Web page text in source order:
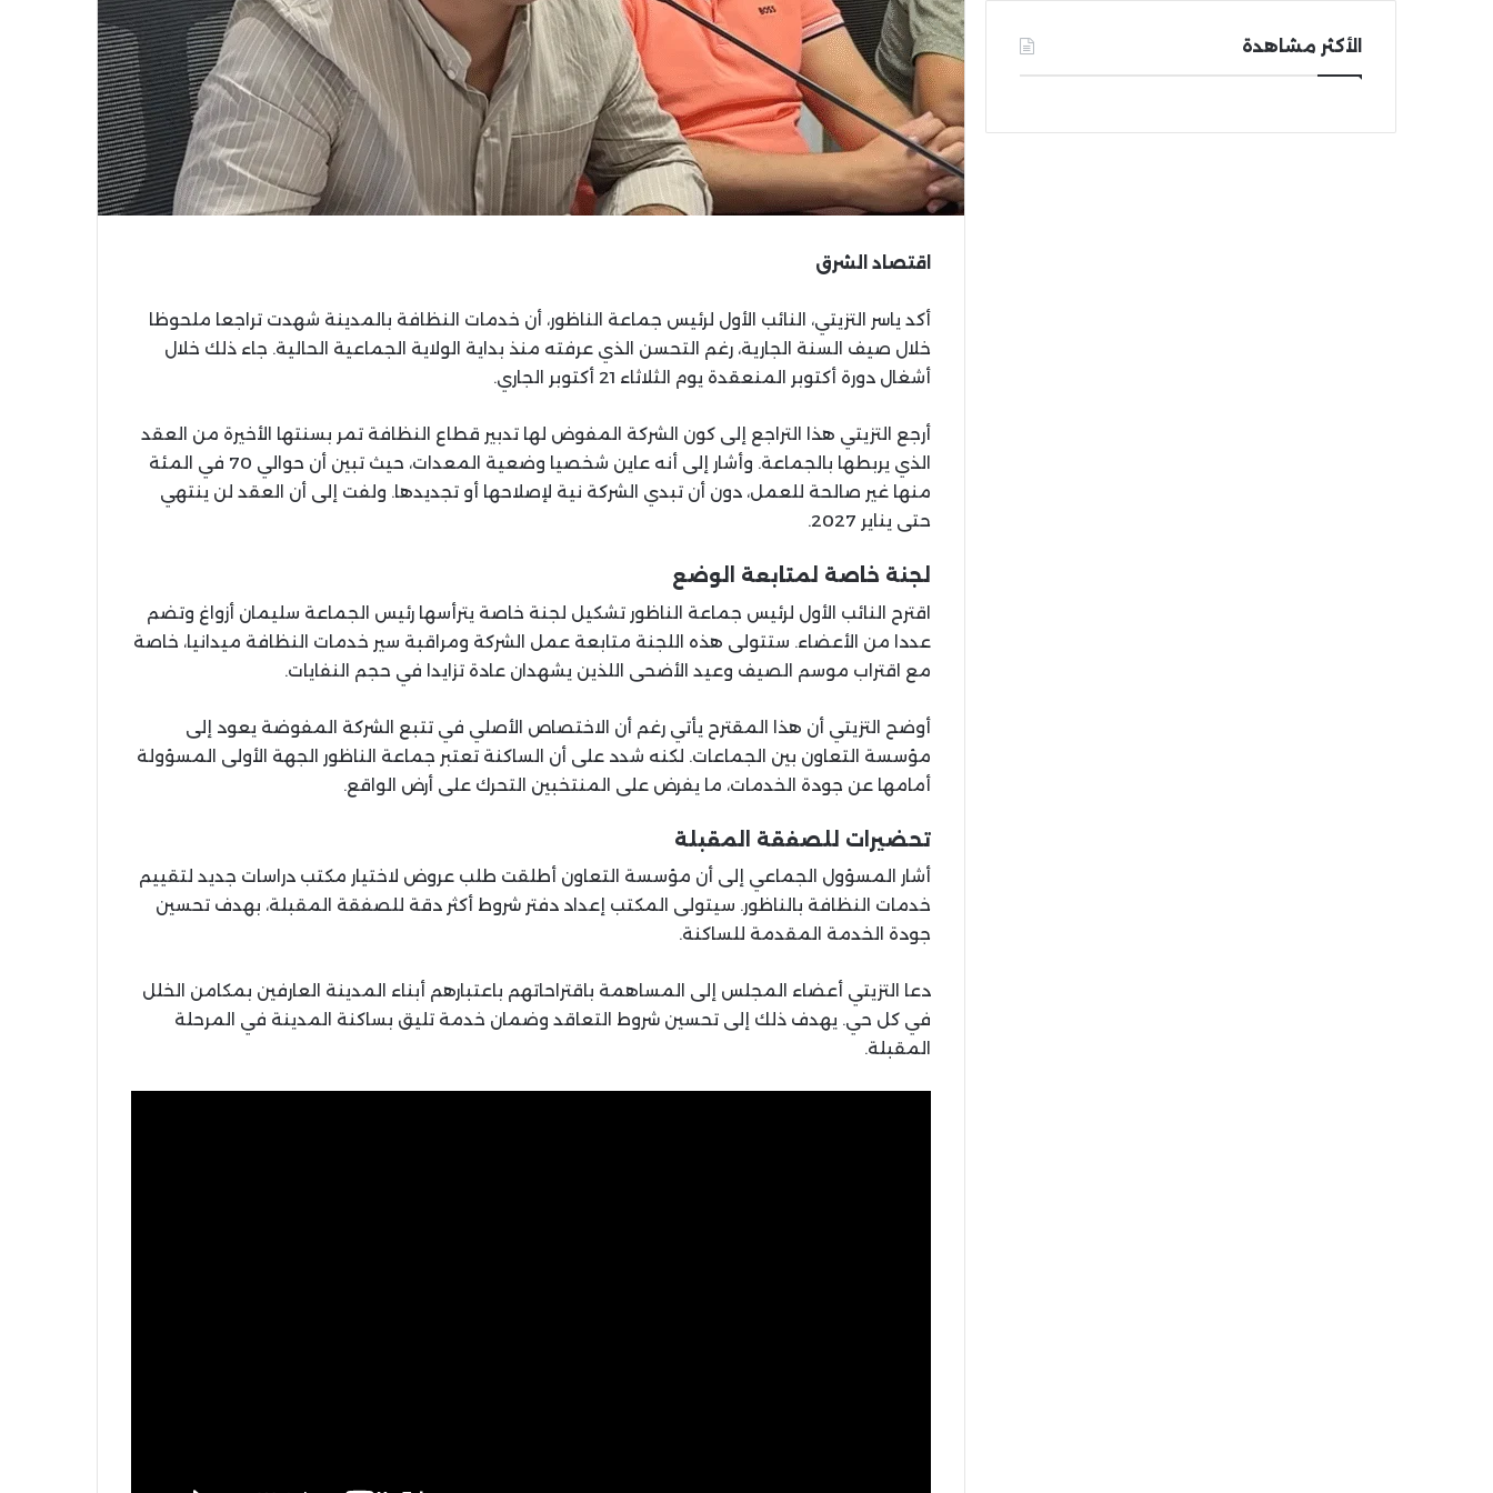
اقتصاد الشرق
أكد ياسر التزيتي، النائب الأول لرئيس جماعة الناظور، أن خدمات النظافة بالمدينة شهدت تراجعا ملحوظا
خلال صيف السنة الجارية، رغم التحسن الذي عرفته منذ بداية الولاية الجماعية الحالية. جاء ذلك خلال
أشغال دورة أكتوبر المنعقدة يوم الثلاثاء 21 أكتوبر الجاري.
أرجع التزيتي هذا التراجع إلى كون الشركة المفوض لها تدبير قطاع النظافة تمر بسنتها الأخيرة من العقد
الذي يربطها بالجماعة. وأشار إلى أنه عاين شخصيا وضعية المعدات، حيث تبين أن حوالي 70 في المئة
منها غير صالحة للعمل، دون أن تبدي الشركة نية لإصلاحها أو تجديدها. ولفت إلى أن العقد لن ينتهي
حتى يناير 2027.
لجنة خاصة لمتابعة الوضع
اقترح النائب الأول لرئيس جماعة الناظور تشكيل لجنة خاصة يترأسها رئيس الجماعة سليمان أزواغ وتضم
عددا من الأعضاء. ستتولى هذه اللجنة متابعة عمل الشركة ومراقبة سير خدمات النظافة ميدانيا، خاصة
مع اقتراب موسم الصيف وعيد الأضحى اللذين يشهدان عادة تزايدا في حجم النفايات.
أوضح التزيتي أن هذا المقترح يأتي رغم أن الاختصاص الأصلي في تتبع الشركة المفوضة يعود إلى
مؤسسة التعاون بين الجماعات. لكنه شدد على أن الساكنة تعتبر جماعة الناظور الجهة الأولى المسؤولة
أمامها عن جودة الخدمات، ما يفرض على المنتخبين التحرك على أرض الواقع.
تحضيرات للصفقة المقبلة
أشار المسؤول الجماعي إلى أن مؤسسة التعاون أطلقت طلب عروض لاختيار مكتب دراسات جديد لتقييم
خدمات النظافة بالناظور. سيتولى المكتب إعداد دفتر شروط أكثر دقة للصفقة المقبلة، بهدف تحسين
جودة الخدمة المقدمة للساكنة.
دعا التزيتي أعضاء المجلس إلى المساهمة باقتراحاتهم باعتبارهم أبناء المدينة العارفين بمكامن الخلل
في كل حي. يهدف ذلك إلى تحسين شروط التعاقد وضمان خدمة تليق بساكنة المدينة في المرحلة
المقبلة.
الأكثر مشاهدة